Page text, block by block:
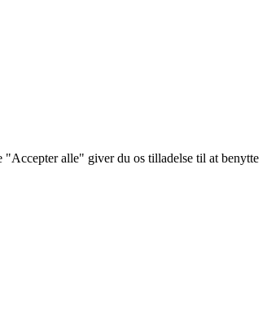
"Accepter alle" giver du os tilladelse til at benytte